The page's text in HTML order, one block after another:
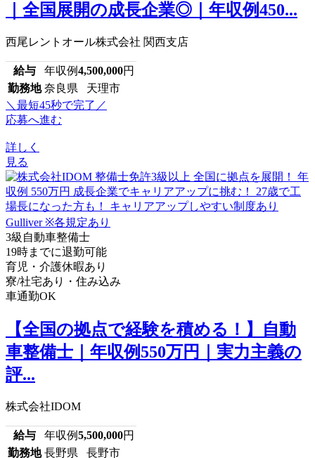
｜全国展開の成長企業◎｜年収例450...
西尾レントオール株式会社 関西支店
給与 年収例4,500,000円
勤務地 奈良県 天理市
＼最短45秒で完了／
応募へ進む
詳しく
見る
3級自動車整備士
19時までに退勤可能
育児・介護休暇あり
寮/社宅あり・住み込み
車通勤OK
【全国の拠点で経験を積める！】自動
車整備士｜年収例550万円｜実力主義の
評...
株式会社IDOM
給与 年収例5,500,000円
勤務地 長野県 長野市